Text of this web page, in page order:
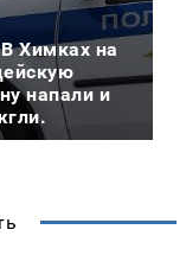
Химках на
напали и